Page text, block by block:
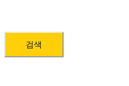
검색